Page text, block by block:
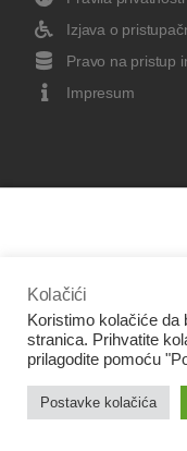
Izjava o
Pravo na pristup
Impresum
Europskog fonda
Kolačići
Koristimo kolačiće da
stranica. Prihvatite
prilagodite pomoću
Postavke kolačića